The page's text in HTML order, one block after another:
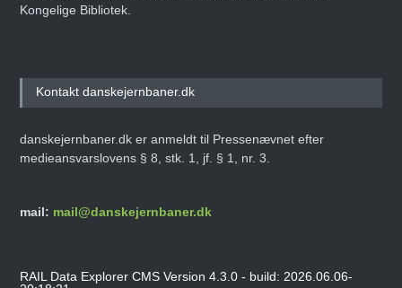
Kongelige Bibliotek.
Kontakt danskejernbaner.dk
danskejernbaner.dk er anmeldt til Pressenævnet efter
medieansvarslovens § 8, stk. 1, jf. § 1, nr. 3.
mail: mail@danskejernbaner.dk
RAIL Data Explorer CMS Version 4.3.0 - build: 2026.06.06-